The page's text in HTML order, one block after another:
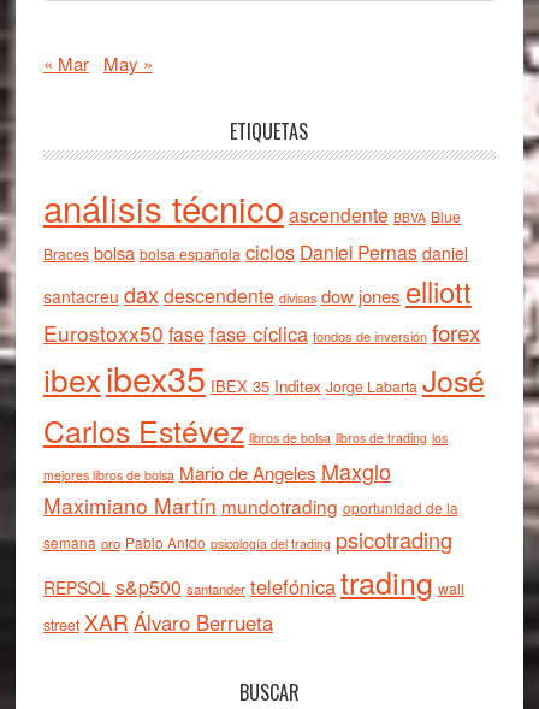
« Mar May »
ETIQUETAS
análisis técnico ascendente BBVA Blue
Braces bolsa bolsa española ciclos Daniel Pernas daniel
santacreu daxdescendente divisas dow jones elliott
Eurostoxx50 fasefase cíclica fondos de inversión forex
ibexibex35 IBEX 35 Inditex Jorge Labarta José
Carlos Estévez libros de bolsa libros de trading los
mejores libros de bolsa Mario de Angeles Maxglo
Maximiano Martín mundotrading oportunidad de la
semana oro Pablo Anido psicología del trading psicotrading
REPSOL s&p500 santander telefónicatrading wall
street XAR Álvaro Berrueta
BUSCAR